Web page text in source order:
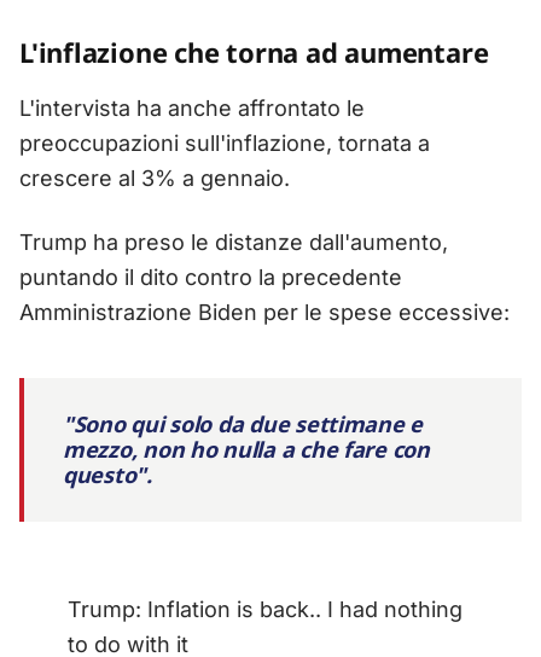
L'inflazione che torna ad aumentare
L'intervista ha anche affrontato le
preoccupazioni sull'inflazione, tornata a
crescere al 3% a gennaio.
Trump ha preso le distanze dall'aumento,
puntando il dito contro la precedente
Amministrazione Biden per le spese eccessive:
"Sono qui solo da due settimane e
mezzo, non ho nulla a che fare con
questo".
Trump: Inflation is back.. I had nothing
to do with it